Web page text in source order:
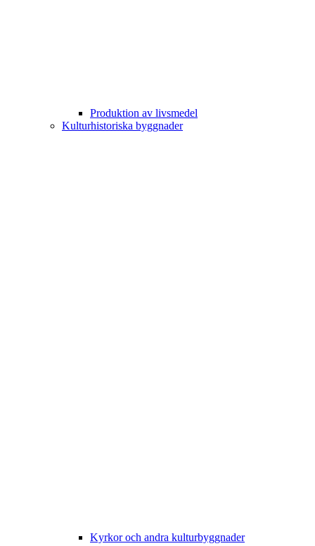
Produktion av livsmedel
Kulturhistoriska byggnader
Kyrkor och andra kulturbyggnader